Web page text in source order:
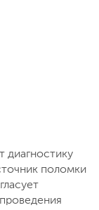
диагностику
поломки